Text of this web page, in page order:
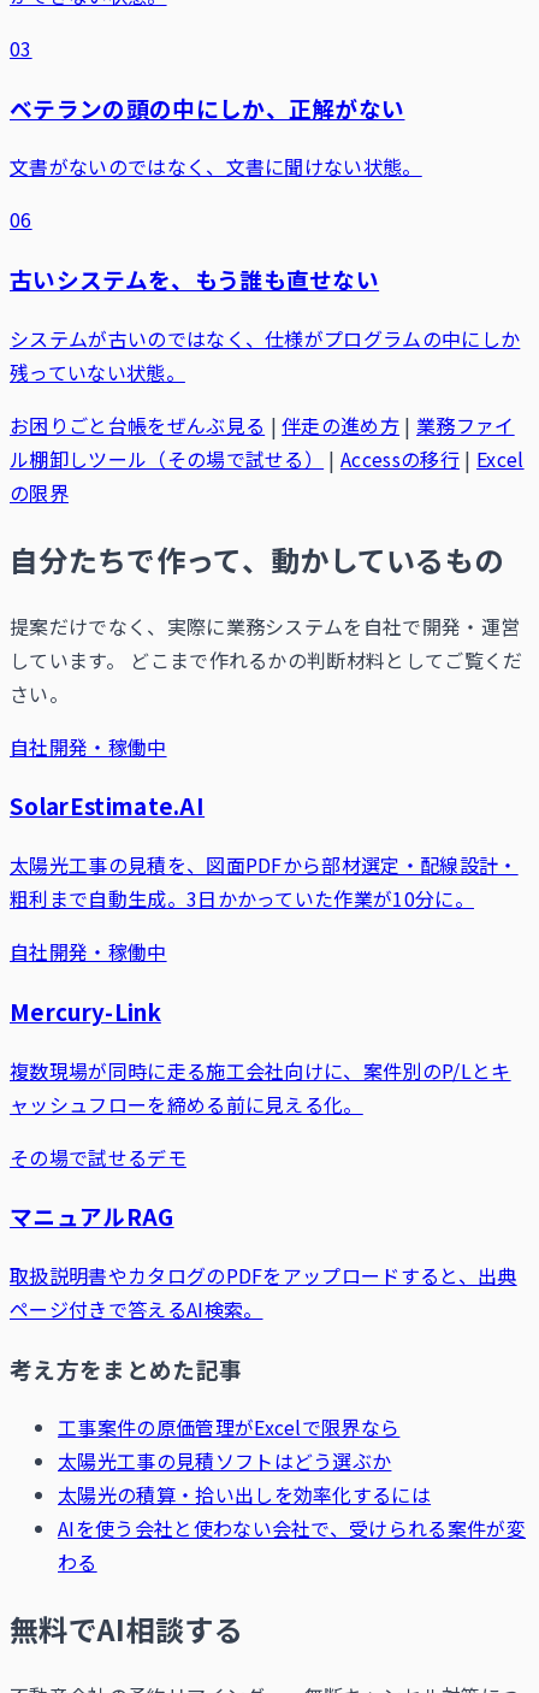
03
ベテランの頭の中にしか、正解がない
文書がないのではなく、文書に聞けない状態。
06
古いシステムを、もう誰も直せない
システムが古いのではなく、仕様がプログラムの中にしか
残っていない状態。
お困りごと台帳をぜんぶ見る | 伴走の進め方 | 業務ファイ
ル棚卸しツール（その場で試せる）
| Accessの移行 | Excel
の限界
自分たちで作って、動かしているもの
提案だけでなく、実際に業務システムを自社で開発・運営
しています。 どこまで作れるかの判断材料としてご覧くだ
さい。
自社開発・稼働中
SolarEstimate.AI
太陽光工事の見積を、図面PDFから部材選定・配線設計・
粗利まで自動生成。3日かかっていた作業が10分に。
自社開発・稼働中
Mercury-Link
複数現場が同時に走る施工会社向けに、案件別のP/Lとキ
ャッシュフローを締める前に見える化。
その場で試せるデモ
マニュアルRAG
取扱説明書やカタログのPDFをアップロードすると、出典
ページ付きで答えるAI検索。
考え方をまとめた記事
工事案件の原価管理がExcelで限界なら
太陽光工事の見積ソフトはどう選ぶか
太陽光の積算・拾い出しを効率化するには
AIを使う会社と使わない会社で、受けられる案件が変
わる
無料でAI相談する